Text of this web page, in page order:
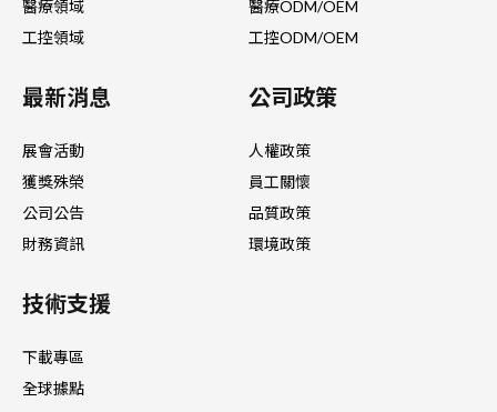
醫療領域
工控領域
醫療ODM/OEM
工控ODM/OEM
最新消息
展會活動
獲獎殊榮
公司公告
財務資訊
公司政策
人權政策
員工關懷
品質政策
環境政策
技術支援
下載專區
全球據點